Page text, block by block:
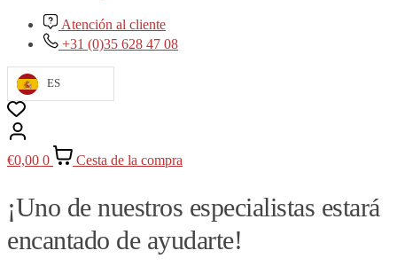
Atención al cliente
+31 (0)35 628 47 08
ES
€0,00 0 Cesta de la compra
¡Uno de nuestros especialistas estará
encantado de ayudarte!